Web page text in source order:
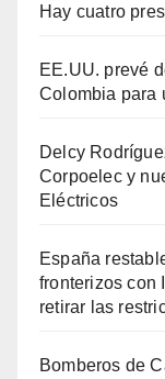
Hay cuatro
EE.UU. prevé
Colombia para
Delcy
Corpoelec y
Eléctricos
España
fronterizos con
retirar las
Bomberos de